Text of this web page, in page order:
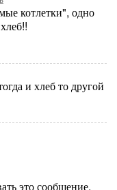
котлетки", одно
и хлеб то другой
это сообщение.